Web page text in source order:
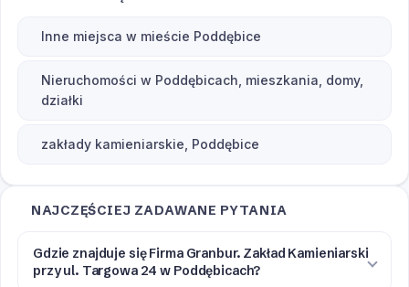
Inne miejsca w mieście Poddębice
Nieruchomości w Poddębicach, mieszkania, domy,
działki
zakłady kamieniarskie, Poddębice
NAJCZĘŚCIEJ ZADAWANE PYTANIA
Gdzie znajduje się Firma Granbur. Zakład Kamieniarski
przy ul. Targowa 24 w Poddębicach?